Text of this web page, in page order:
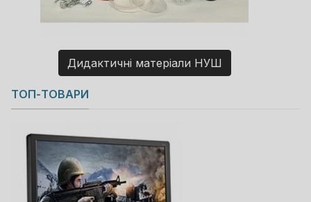
Дидактичні матеріали НУШ
Copyright MAXXmarketing GmbH
JoomShopping Download & Support
ТОП-ТОВАРИ